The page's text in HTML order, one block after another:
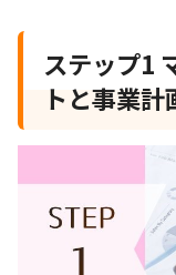
ステップ1
トと事業